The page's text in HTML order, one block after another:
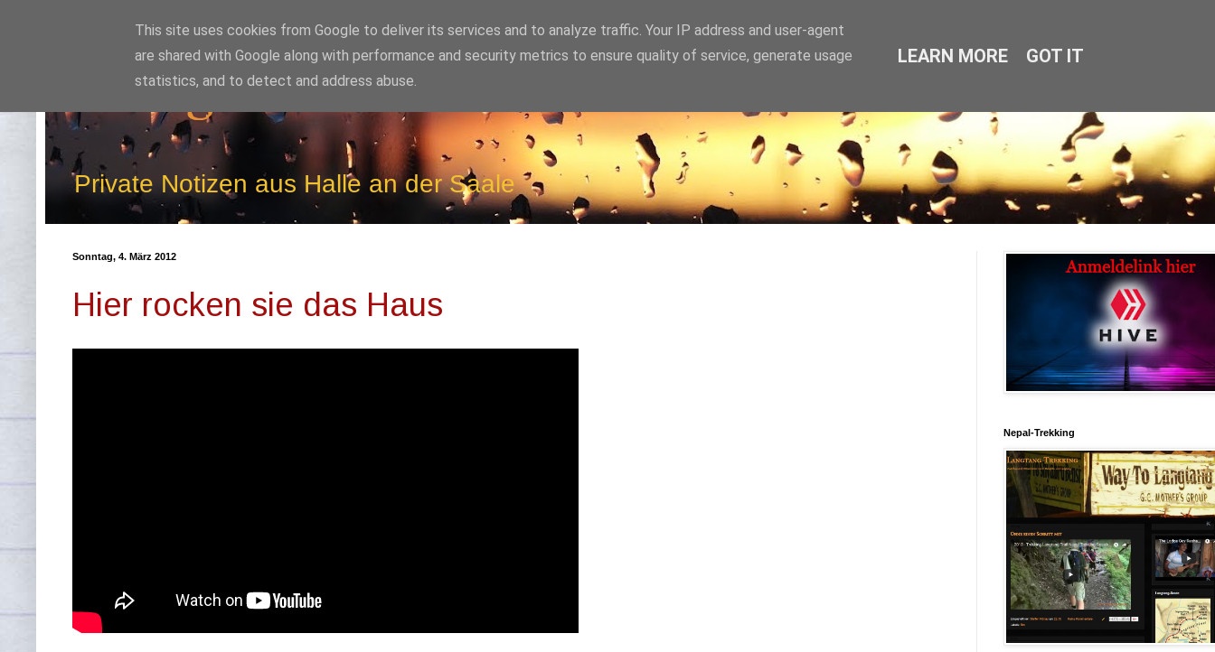
Kludge
Private Notizen aus Halle an der Saale
Sonntag, 4. März 2012
Hier rocken sie das Haus
Nepal-Trekking
This site uses cookies from Google to deliver its services and to analyze traffic. Your IP address and user-agent
are shared with Google along with performance and security metrics to ensure quality of service, generate usage
statistics, and to detect and address abuse.
LEARN MORE GOT IT